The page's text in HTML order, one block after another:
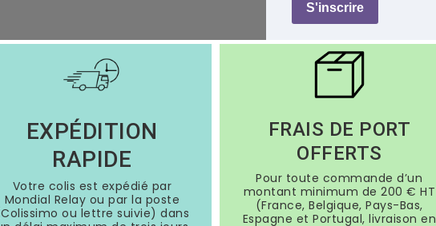
S'inscrire
EXPÉDITION
RAPIDE
Votre colis est expédié par
Mondial Relay ou par la poste
ou lettre suivie) dans
FRAIS DE PORT
OFFERTS
Pour toute commande d’un
montant minimum de 200 € HT
(France, Belgique, Pays-Bas,
Espagne et Portugal, livraison en